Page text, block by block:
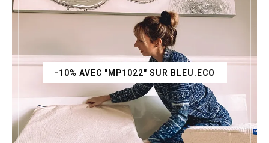
-10% AVEC "MP1022" SUR BLEU.ECO